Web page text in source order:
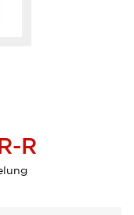
R